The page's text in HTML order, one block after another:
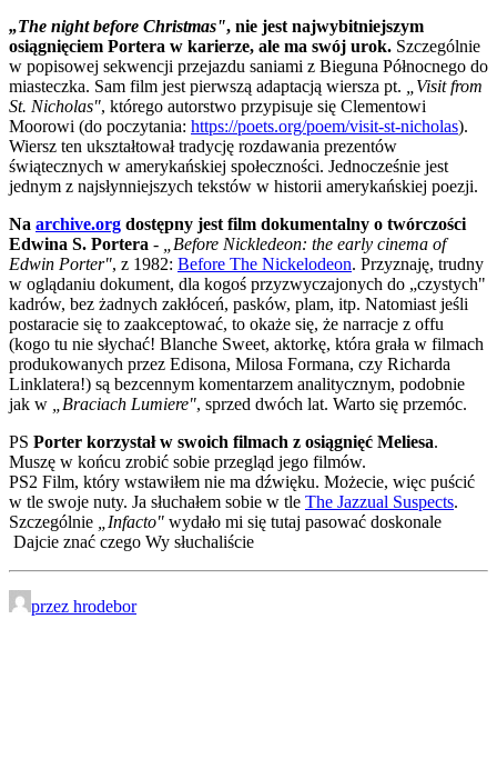
„The night before Christmas", nie jest najwybitniejszym
osiągnięciem Portera w karierze, ale ma swój urok. Szczególnie
w popisowej sekwencji przejazdu saniami z Bieguna Północnego do
miasteczka. Sam film jest pierwszą adaptacją wiersza pt.
„Visit from
St. Nicholas", którego autorstwo przypisuje się Clementowi
Moorowi (do poczytania: https://poets.org/poem/visit-st-nicholas).
Wiersz ten ukształtował tradycję rozdawania prezentów
świątecznych w amerykańskiej społeczności. Jednocześnie jest
jednym z najsłynniejszych tekstów w historii amerykańskiej poezji.
Na archive.org dostępny jest film dokumentalny o twórczości
Edwina S. Portera -
„Before Nickledeon: the early cinema of
Edwin Porter", z 1982: Before The Nickelodeon. Przyznaję, trudny
w oglądaniu dokument, dla kogoś przyzwyczajonych do „czystych"
kadrów, bez żadnych zakłóceń, pasków, plam, itp. Natomiast jeśli
postaracie się to zaakceptować, to okaże się, że narracje z offu
(kogo tu nie słychać! Blanche Sweet, aktorkę, która grała w filmach
produkowanych przez Edisona, Milosa Formana, czy Richarda
Linklatera!) są bezcennym komentarzem analitycznym, podobnie
jak w
„Braciach Lumiere", sprzed dwóch lat. Warto się przemóc.
PS Porter korzystał w swoich filmach z osiągnięć Meliesa.
Muszę w końcu zrobić sobie przegląd jego filmów.
PS2 Film, który wstawiłem nie ma dźwięku. Możecie, więc puścić
w tle swoje nuty. Ja słuchałem sobie w tle The Jazzual Suspects.
Szczególnie
„Infacto" wydało mi się tutaj pasować doskonale
Dajcie znać czego Wy słuchaliście
przez hrodebor